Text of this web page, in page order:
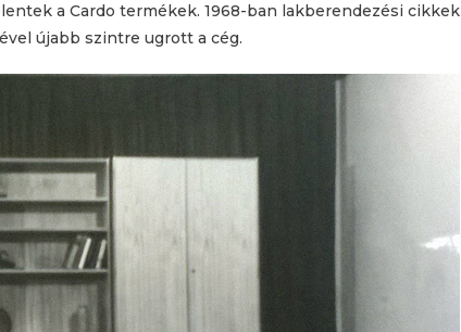
a Cardo termékek. 1968-ban lakberendezési cikkek
újabb szintre ugrott a cég.